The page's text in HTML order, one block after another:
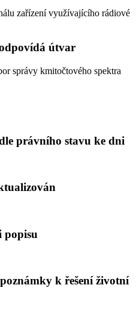
zařízení využívajícího rádiové
útvar
správy kmitočtového spektra
právního stavu ke dni
popisu
k řešení životní